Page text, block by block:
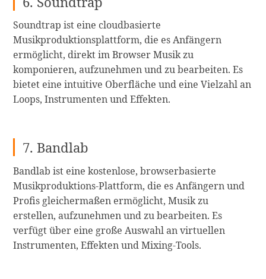
Soundtrap ist eine cloudbasierte
Musikproduktionsplattform, die es Anfängern
ermöglicht, direkt im Browser Musik zu
komponieren, aufzunehmen und zu bearbeiten. Es
bietet eine intuitive Oberfläche und eine Vielzahl an
Loops, Instrumenten und Effekten.
7. Bandlab
Bandlab ist eine kostenlose, browserbasierte
Musikproduktions-Plattform, die es Anfängern und
Profis gleichermaßen ermöglicht, Musik zu
erstellen, aufzunehmen und zu bearbeiten. Es
verfügt über eine große Auswahl an virtuellen
Instrumenten, Effekten und Mixing-Tools.